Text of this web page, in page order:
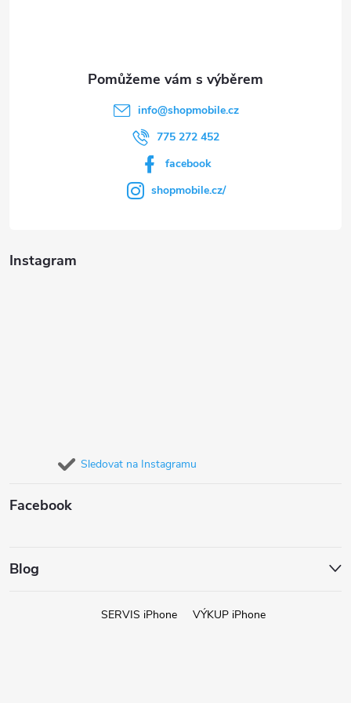
info@shopmobile.cz
775 272 452
facebook
shopmobile.cz/
Instagram
Sledovat na Instagramu
Facebook
Blog
SERVIS iPhone VÝKUP iPhone